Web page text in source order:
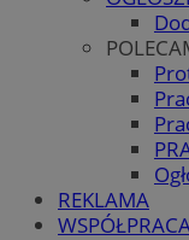
REKLAMA